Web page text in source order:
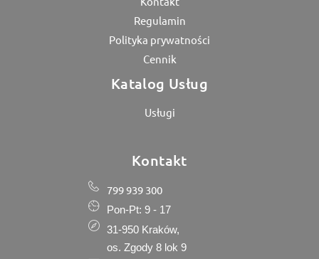
Regulamin
Polityka prywatności
Cennik
Katalog Usług
Usługi
Kontakt
799 939 300
Pon-Pt: 9 - 17
31-950 Kraków,
os. Zgody 8 lok 9